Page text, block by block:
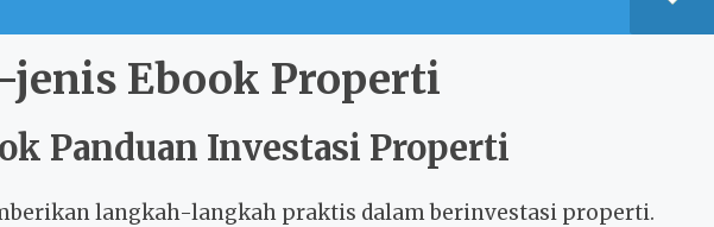
jenis Ebook Properti
Panduan Investasi Properti
langkah-langkah praktis dalam berinvestasi properti.